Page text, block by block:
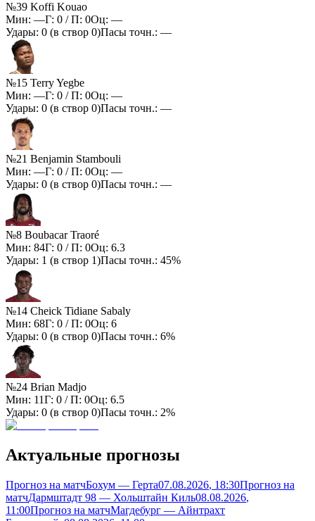
№39 Koffi Kouao
Мин: —Г: 0 / П: 0Оц: —
Удары: 0 (в створ 0)Пасы точн.: —
№15 Terry Yegbe
Мин: —Г: 0 / П: 0Оц: —
Удары: 0 (в створ 0)Пасы точн.: —
№21 Benjamin Stambouli
Мин: —Г: 0 / П: 0Оц: —
Удары: 0 (в створ 0)Пасы точн.: —
№8 Boubacar Traoré
Мин: 84Г: 0 / П: 0Оц: 6.3
Удары: 1 (в створ 1)Пасы точн.: 45%
№14 Cheick Tidiane Sabaly
Мин: 68Г: 0 / П: 0Оц: 6
Удары: 0 (в створ 0)Пасы точн.: 6%
№24 Brian Madjo
Мин: 11Г: 0 / П: 0Оц: 6.5
Удары: 0 (в створ 0)Пасы точн.: 2%
Актуальные прогнозы
Прогноз на матчБохум — Герта07.08.2026, 18:30Прогноз на
матчДармштадт 98 — Хольштайн Киль08.08.2026,
11:00Прогноз на матчМагдебург — Айнтрахт